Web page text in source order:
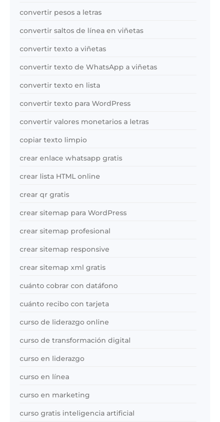
convertir pesos a letras
convertir saltos de línea en viñetas
convertir texto a viñetas
convertir texto de WhatsApp a viñetas
convertir texto en lista
convertir texto para WordPress
convertir valores monetarios a letras
copiar texto limpio
crear enlace whatsapp gratis
crear lista HTML online
crear qr gratis
crear sitemap para WordPress
crear sitemap profesional
crear sitemap responsive
crear sitemap xml gratis
cuánto cobrar con datáfono
cuánto recibo con tarjeta
curso de liderazgo online
curso de transformación digital
curso en liderazgo
curso en línea
curso en marketing
curso gratis inteligencia artificial